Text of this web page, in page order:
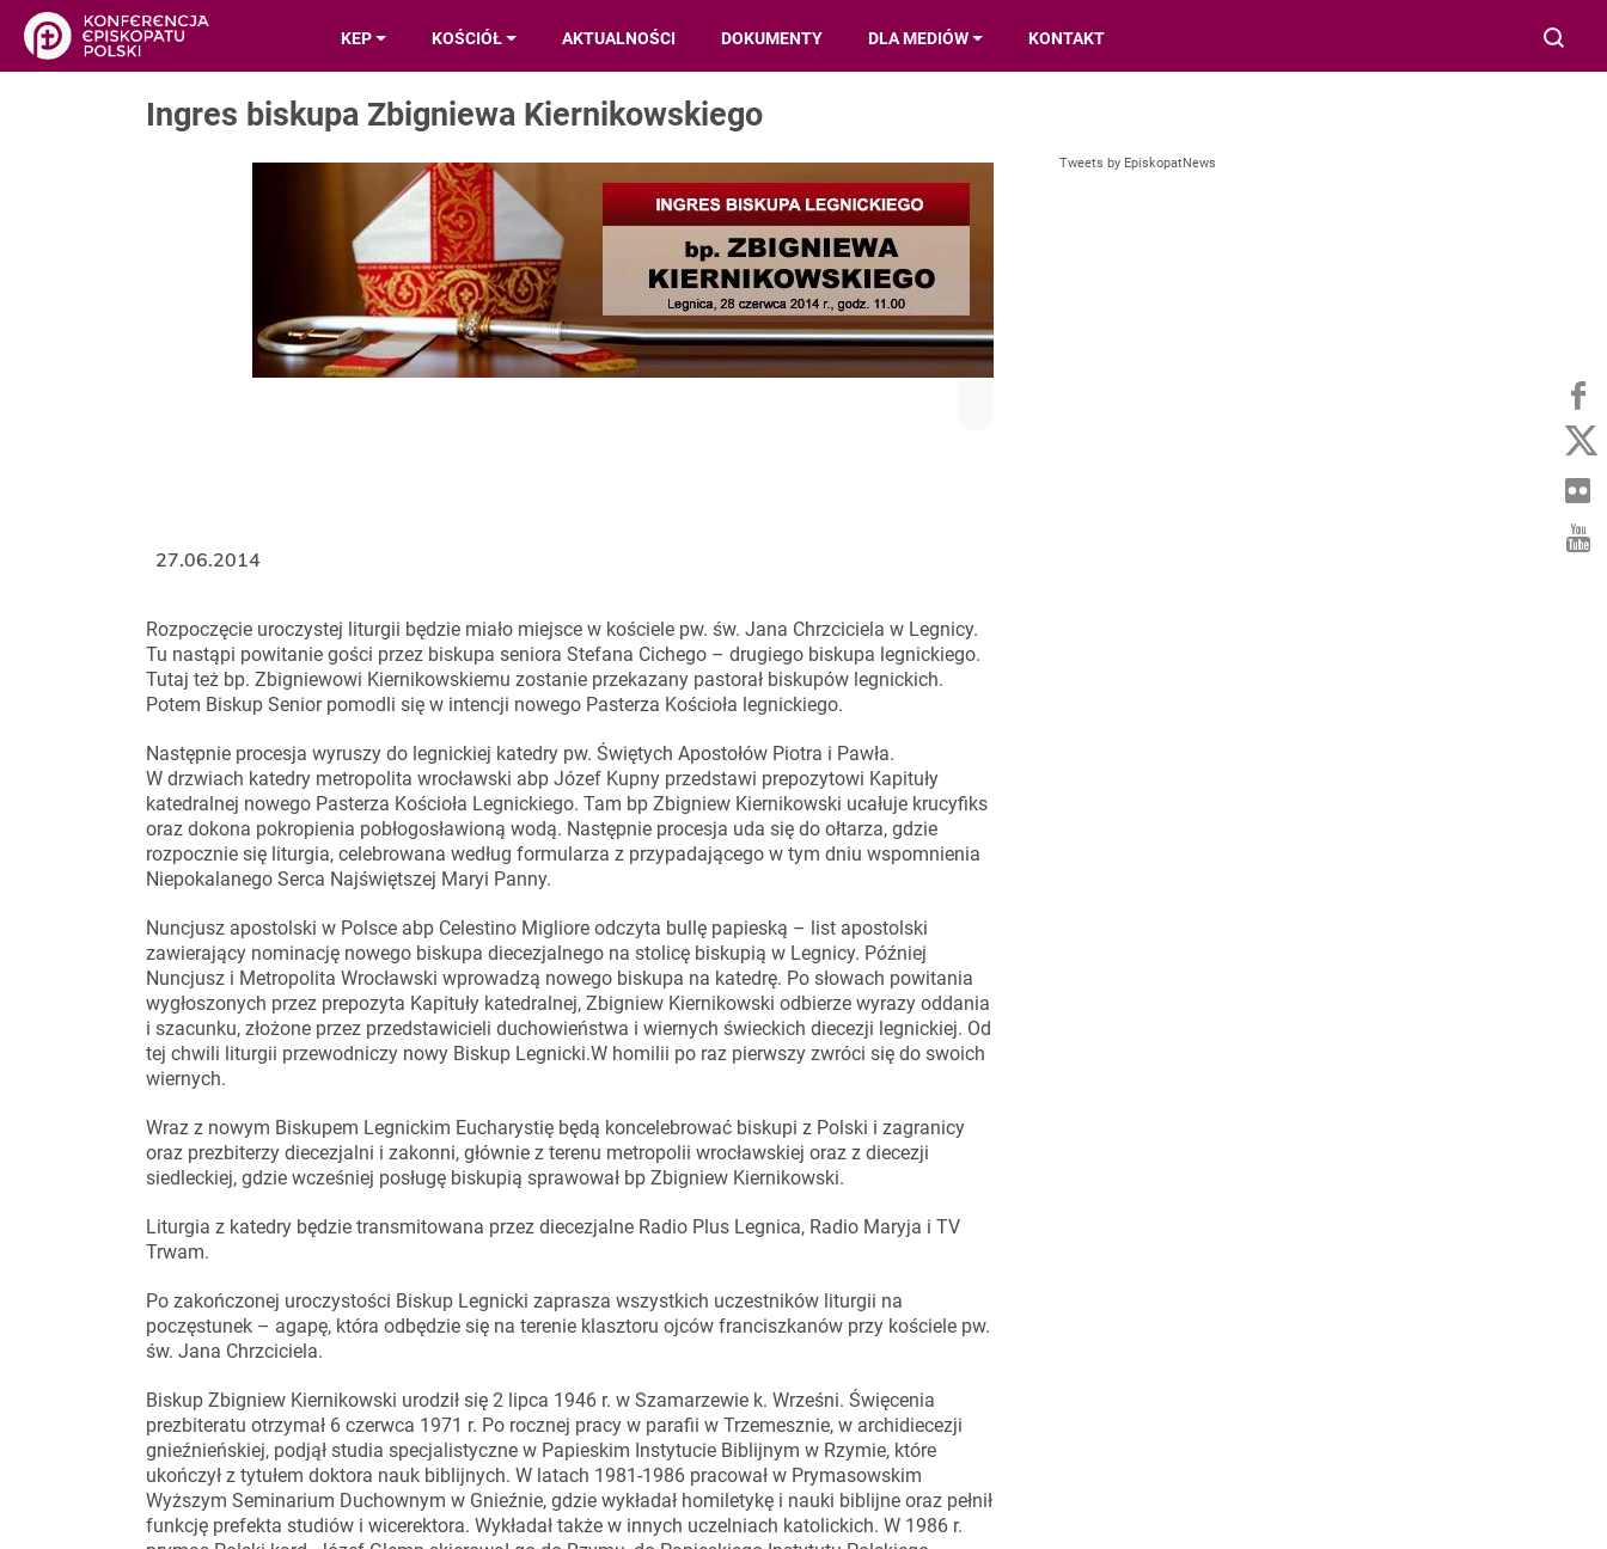
KEP KOŚCIÓŁ AKTUALNOŚCI DOKUMENTY DLA MEDIÓW KONTAKT
Ingres biskupa Zbigniewa Kiernikowskiego
Rozpoczęcie uroczystej liturgii będzie miało miejsce w kościele pw. św. Jana Chrzciciela w Legnicy.
Tu nastąpi powitanie gości przez biskupa seniora Stefana Cichego – drugiego biskupa legnickiego.
Tutaj też bp. Zbigniewowi Kiernikowskiemu zostanie przekazany pastorał biskupów legnickich.
Potem Biskup Senior pomodli się w intencji nowego Pasterza Kościoła legnickiego.
Następnie procesja wyruszy do legnickiej katedry pw. Świętych Apostołów Piotra i Pawła.
W drzwiach katedry metropolita wrocławski abp Józef Kupny przedstawi prepozytowi Kapituły
katedralnej nowego Pasterza Kościoła Legnickiego. Tam bp Zbigniew Kiernikowski ucałuje krucyfiks
oraz dokona pokropienia pobłogosławioną wodą. Następnie procesja uda się do ołtarza, gdzie
rozpocznie się liturgia, celebrowana według formularza z przypadającego w tym dniu wspomnienia
Niepokalanego Serca Najświętszej Maryi Panny.
Nuncjusz apostolski w Polsce abp Celestino Migliore odczyta bullę papieską – list apostolski
zawierający nominację nowego biskupa diecezjalnego na stolicę biskupią w Legnicy. Później
Nuncjusz i Metropolita Wrocławski wprowadzą nowego biskupa na katedrę. Po słowach powitania
wygłoszonych przez prepozyta Kapituły katedralnej, Zbigniew Kiernikowski odbierze wyrazy oddania
i szacunku, złożone przez przedstawicieli duchowieństwa i wiernych świeckich diecezji legnickiej. Od
tej chwili liturgii przewodniczy nowy Biskup Legnicki.W homilii po raz pierwszy zwróci się do swoich
wiernych.
Wraz z nowym Biskupem Legnickim Eucharystię będą koncelebrować biskupi z Polski i zagranicy
oraz prezbiterzy diecezjalni i zakonni, głównie z terenu metropolii wrocławskiej oraz z diecezji
siedleckiej, gdzie wcześniej posługę biskupią sprawował bp Zbigniew Kiernikowski.
Liturgia z katedry będzie transmitowana przez diecezjalne Radio Plus Legnica, Radio Maryja i TV
Trwam.
Po zakończonej uroczystości Biskup Legnicki zaprasza wszystkich uczestników liturgii na
poczęstunek – agapę, która odbędzie się na terenie klasztoru ojców franciszkanów przy kościele pw.
św. Jana Chrzciciela.
Biskup Zbigniew Kiernikowski urodził się 2 lipca 1946 r. w Szamarzewie k. Wrześni. Święcenia
prezbiteratu otrzymał 6 czerwca 1971 r. Po rocznej pracy w parafii w Trzemesznie, w archidiecezji
gnieźnieńskiej, podjął studia specjalistyczne w Papieskim Instytucie Biblijnym w Rzymie, które
ukończył z tytułem doktora nauk biblijnych. W latach 1981-1986 pracował w Prymasowskim
Wyższym Seminarium Duchownym w Gnieźnie, gdzie wykładał homiletykę i nauki biblijne oraz pełnił
funkcję prefekta studiów i wicerektora. Wykładał także w innych uczelniach katolickich. W 1986 r.
27.06.2014
Tweets by EpiskopatNews